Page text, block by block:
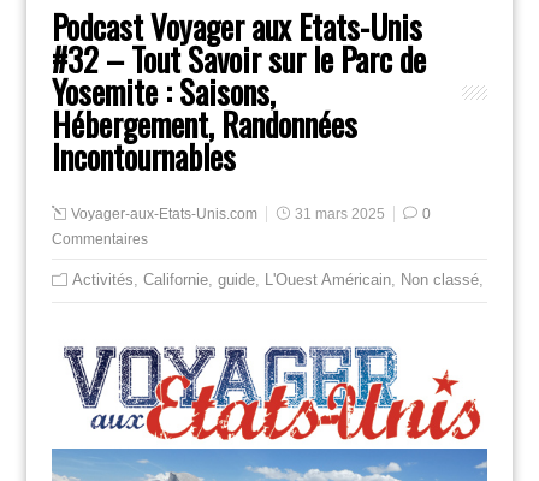
Podcast Voyager aux Etats-Unis
#32 – Tout Savoir sur le Parc de
Yosemite : Saisons,
Hébergement, Randonnées
Incontournables
Voyager-aux-Etats-Unis.com 31 mars 2025
0
Commentaires
Activités Californie, guide, L'Ouest Américain, Non classé,